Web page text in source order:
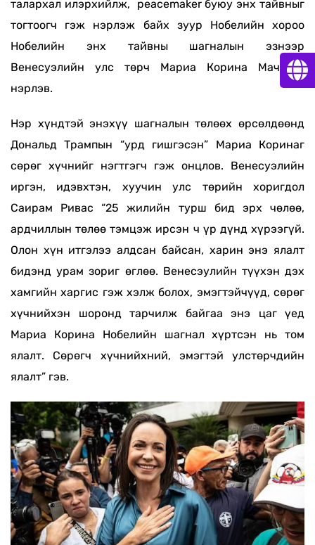
талархал илэрхийлж, peacemaker буюу энх тайвныг
тогтоогч гэж нэрлэж байх зуур Нобелийн хороо
Нобелийн энх тайвны шагналын эзнээр
Венесуэлийн улс төрч Мариа Корина Мачадог
нэрлэв.
Нэр хүндтэй энэхүү шагналын төлөөх өрсөлдөөнд
Дональд Трампын “урд гишгэсэн” Мариа Коринаг
сөрөг хүчнийг нэгтгэгч гэж онцлов. Венесуэлийн
иргэн, идэвхтэн, хуучин улс төрийн хоригдол
Саирам Ривас “25 жилийн турш бид эрх чөлөө,
ардчиллын төлөө тэмцэж ирсэн ч үр дүнд хүрээгүй.
Олон хүн итгэлээ алдсан байсан, харин энэ ялалт
бидэнд урам зориг өглөө. Венесэулийн түүхэн дэх
хамгийн харгис гэж хэлж болох, эмэгтэйчүүд, сөрөг
хүчнийхэн шоронд тарчилж байгаа энэ цаг үед
Мариа Корина Нобелийн шагнал хүртсэн нь том
ялалт. Сөрөгч хүчнийхний, эмэгтэй улстөрчдийн
ялалт” гэв.